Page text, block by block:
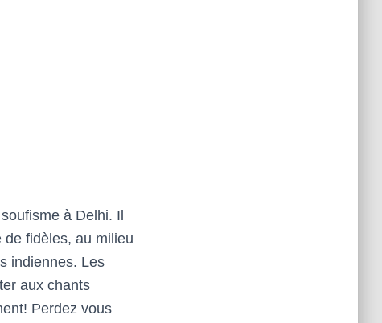
à Delhi. Il
fidèles, au milieu
indiennes. Les
aux chants
Perdez vous